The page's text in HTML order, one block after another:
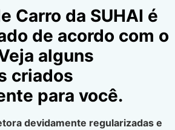
Carro da SUHAI é
de acordo com o
alguns
criados
para você.
devidamente regularizadas e